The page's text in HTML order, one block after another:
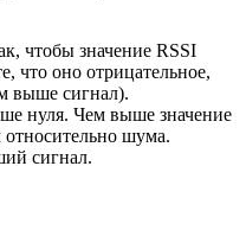
чтобы значение RSSI
что оно отрицательное,
выше сигнал).
нуля. Чем выше значение
шума.
сигнал.